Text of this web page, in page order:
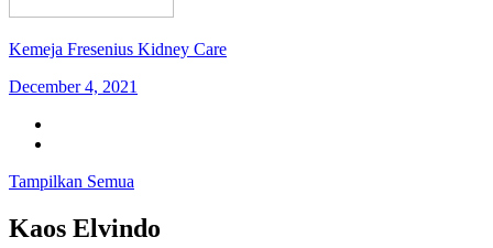
Kemeja Fresenius Kidney Care
December 4, 2021
Tampilkan Semua
Kaos Elvindo